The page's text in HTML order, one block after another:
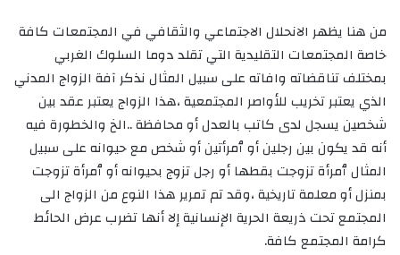
من هنا يظهر الانحلال الاجتماعي والثقافي في المجتمعات كافة
خاصة المجتمعات التقليدية التي تقلد دوما السلوك الغربي
بمختلف تناقضاته وافاته على سبيل المثال نذكر آفة الزواج المدني
الذي يعتبر تخريب للأواصر المجتمعية ،هذا الزواج يعتبر عقد بين
شخصين يسجل لدى كاتب بالعدل أو محافظة ..الخ والخطورة فيه
أنه قد يكون بين رجلين أو ٱمرأتين أو شخص مع حيوانه على سبيل
المثال ٱمرأة تزوجت بقطها أو رجل تزوج بحيوانه أو ٱمرأة تزوجت
بمنزل أو معلمة تاريخية ،وقد تم تمرير هذا النوع من الزواج الى
المجتمع تحت ذريعة الحرية الإنسانية إلا أنها تضرب عرض الحائط
كرامة المجتمع كافة.